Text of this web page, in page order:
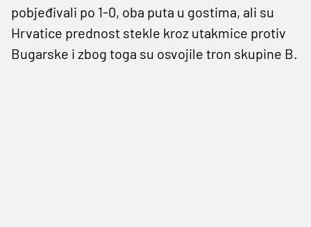
pobjeđivali po 1-0, oba puta u gostima, ali su
Hrvatice prednost stekle kroz utakmice protiv
Bugarske i zbog toga su osvojile tron skupine B.